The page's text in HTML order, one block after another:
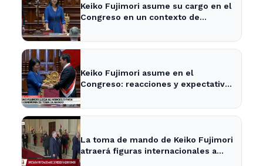
Keiko Fujimori asume su cargo en el
Congreso en un contexto de
Keiko Fujimori asume en el
Congreso: reacciones y expectativas
La toma de mando de Keiko Fujimori
atraerá figuras internacionales a